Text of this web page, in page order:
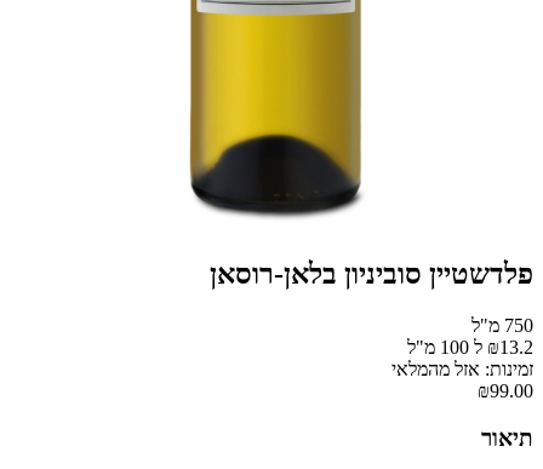
פלדשטיין סוביניון בלאן-רוסאן
750 מ"ל
₪13.2 ל 100 מ"ל
זמינות: אזל מהמלאי
₪99.00
תיאור